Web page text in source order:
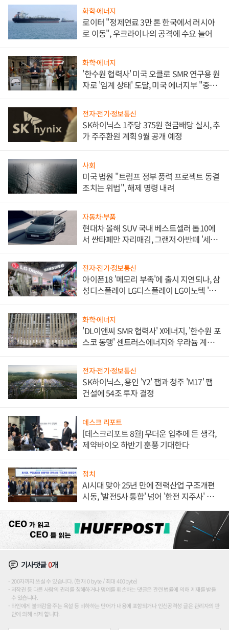
화학·에너지
로이터 "정제연료 3만 톤 한국에서 러시아
로 이동", 우크라이나의 공격에 수요 늘어
화학·에너지
'한수원 협력사' 미국 오클로 SMR 연구용 원
자로 '임계 상태' 도달, 미국 에너지부 "중요
전자·전기·정보통신
SK하이닉스 1주당 375원 현금배당 실시, 추
가 주주환원 계획 9월 공개 예정
사회
미국 법원 "트럼프 정부 풍력 프로젝트 동결
조치는 위법", 해제 명령 내려
자동차·부품
현대차 올해 SUV 국내 베스트셀러 톱10에
서 싼타페만 자리매김, 그랜저·아반떼 '세단
전자·전기·정보통신
아이폰18 '메모리 부족'에 출시 지연되나, 삼
성디스플레이 LG디스플레이 LG이노텍 '탈
화학·에너지
'DL이앤씨 SMR 협력사' X에너지, '한수원 포
스코 동맹' 센트러스에너지와 우라늄 계약
전자·전기·정보통신
SK하이닉스, 용인 'Y2' 팹과 청주 'M17' 팹
건설에 54조 투자 결정
데스크 리포트
[데스크리포트 8월] 무더운 입추에 든 생각,
제약바이오 하반기 훈풍 기대한다
정치
AI시대 맞아 25년 만에 전력산업 구조개편
시동, '발전5사 통합' 넘어 '한전 지주사' 재편
기사댓글0개
200자까지 쓰실 수 있습니다. (현재 0 byte / 최대 400byte)
저작권 등 다른 사람의 권리를 침해하거나 명예를 훼손하는 댓글은 관련 법률에 의해 제재를 받을
수 있습니다.
타인에게 불쾌감을 주는 욕설 등 비하하는 단어가 내용에 포함되거나 인신공격성 글은 관리자의 판
단에 의해 삭제 합니다.